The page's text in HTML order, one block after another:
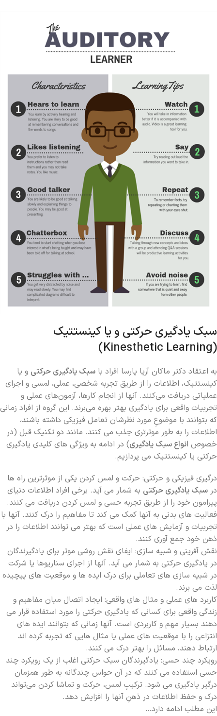
سبک یادگیری حرکتی و یا کینستتیک
(Kinesthetic Learning)
به اعتقاد دکتر ماکان آریا پارسا افراد با سبک یادگیری حرکتی و یا
کینستتیک، اطلاعات را از طریق تجربه شخصی، عملی، لمسی و اجرای
عملیاتی دریافت می‌کنند. آنها از انجام کارها، آزمون‌های عملی و
تجربیات واقعی برای یادگیری بهتر بهره می‌برند. این گروه از افراد زمانی
که بتوانند با موضوعِ مورد نظرشان تعامل فیزیکی داشته باشند،
اطلاعات را به طور موثرتری جذب می کنند. مانند دو تکنیک قبل (در
خصوص انواع سبک یادگیری) در ادامه به ویژگی های کلیدی یادگیری
حرکتی یا کینستتیک می پردازیم.
درگیری فیزیکی و حرکتی: حرکت و لمس کردن یکی از موثرترین راه ها
در سبک یادگیری حرکتی به شمار می آید. برخی افراد اطلاعات دنیای
پیرامون خود را از طریق تجربه حسی و لمس کردن دریافت می کنند.
فعالیت های بدنی به آنها کمک می کند تا مفاهیم را درک کنند. آنها با
تجربیات و آزمایش های عملی است که بهتر می توانند اطلاعات را در
ذهن خود جمع آوری کنند.
نقش آفرینی و شبیه سازی: ایفای نقش روشی موثر برای یادگیرندگان
در یادگیری حرکتی به شمار می آید. آنها از اجرای سناریوها یا شرکت
در شبیه سازی های تعاملی برای درک ایده ها و موقعیت های پیچیده
لذت می برند.
کاربرد های عملی و مثال های واقعی: ایجاد اتصال میان مفاهیم و
زندگی واقعی برای کسانی که یادگیری حرکتی را مورد استفاده قرار می
دهند بسیار مهم و کاربردی است. آنها زمانی که بتوانند ایده های
انتزاعی را با موقعیت های عملی یا مثال هایی که تجربه کرده اند
ارتباط دهند، مسائل را بهتر درک می کنند.
رویکرد چند حسی: یادگیرندگان سبک حرکتی اغلب از یک رویکرد چند
حسی استفاده می کنند که در آن حواس چندگانه به طور همزمان
درگیر یادگیری می شود. ترکیبِ لمس، حرکت و تماشا کردن می‌تواند
درک و حفظ اطلاعات در ذهنِ آنها را افزایش دهد.
این مطلب ادامه دارد…